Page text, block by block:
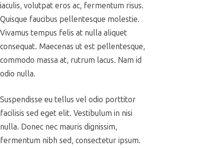
iaculis, volutpat eros ac, fermentum risus.
Quisque faucibus pellentesque molestie.
Vivamus tempus felis at nulla aliquet
consequat. Maecenas ut est pellentesque,
commodo massa at, rutrum lacus. Nam id
odio nulla.
Suspendisse eu tellus vel odio porttitor
facilisis sed eget elit. Vestibulum in nisi
nulla. Donec nec mauris dignissim,
fermentum nibh sed, consectetur ipsum.